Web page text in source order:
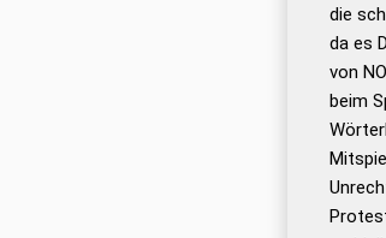
die
da es
von
beim